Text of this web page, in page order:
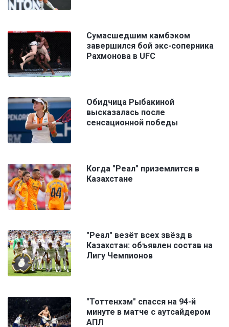
Сумасшедшим камбэком
завершился бой экс-соперника
Рахмонова в UFC
Обидчица Рыбакиной
высказалась после
сенсационной победы
Когда "Реал" приземлится в
Казахстане
"Реал" везёт всех звёзд в
Казахстан: объявлен состав на
Лигу Чемпионов
"Тоттенхэм" спасся на 94-й
минуте в матче с аутсайдером
АПЛ